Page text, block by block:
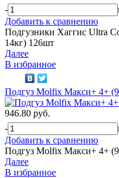
-
Добавить к сравнению
Подгузники Хаггис Ultra
14кг) 126шт
Далее
В избранное
Подгуз Molfix Макси+ 4+
946.80 руб.
-
Добавить к сравнению
Подгуз Molfix Макси+ 4+
Далее
В избранное